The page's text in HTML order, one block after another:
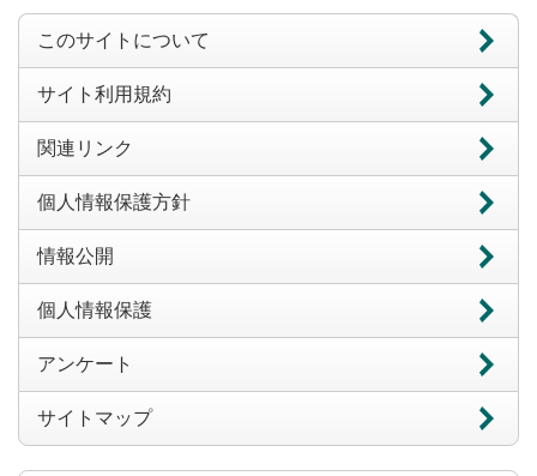
このサイトについて
サイト利用規約
関連リンク
個人情報保護方針
情報公開
個人情報保護
アンケート
サイトマップ